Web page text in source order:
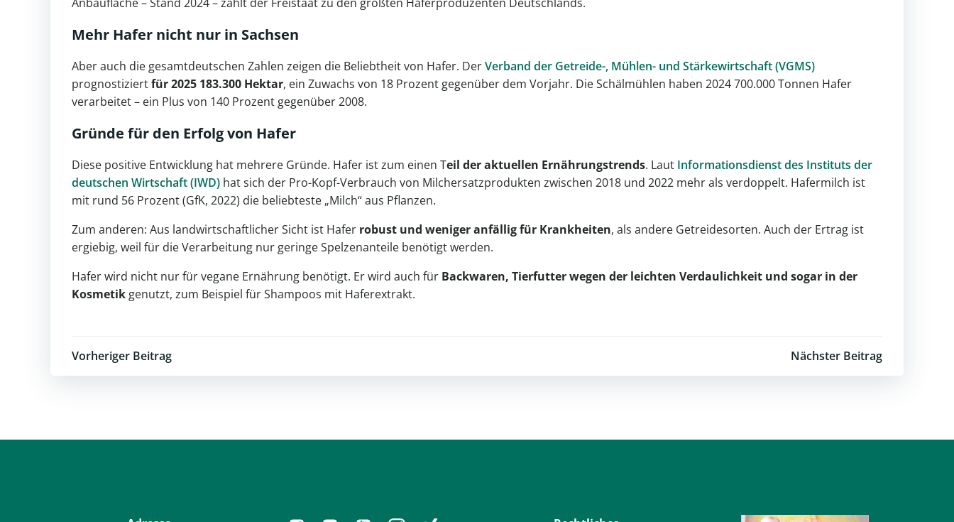
Mehr Hafer nicht nur in Sachsen
Aber auch die gesamtdeutschen Zahlen zeigen die Beliebtheit von Hafer. DerVerband der Getreide-, Mühlen- und Stärkewirtschaft (VGMS)
prognostiziertfür 2025 183.300 Hektar, ein Zuwachs von 18 Prozent gegenüber dem Vorjahr. Die Schälmühlen haben 2024 700.000 Tonnen Hafer
verarbeitet – ein Plus von 140 Prozent gegenüber 2008.
Gründe für den Erfolg von Hafer
Diese positive Entwicklung hat mehrere Gründe. Hafer ist zum einen Teil der aktuellen Ernährungstrends. Laut Informationsdienst des Instituts der
deutschen Wirtschaft (IWD) hat sich der Pro-Kopf-Verbrauch von Milchersatzprodukten zwischen 2018 und 2022 mehr als verdoppelt. Hafermilch ist
mit rund 56 Prozent (GfK, 2022) die beliebteste „Milch“ aus Pflanzen.
Zum anderen: Aus landwirtschaftlicher Sicht ist Hafer robust und weniger anfällig für Krankheiten, als andere Getreidesorten. Auch der Ertrag ist
ergiebig, weil für die Verarbeitung nur geringe Spelzenanteile benötigt werden.
Hafer wird nicht nur für vegane Ernährung benötigt. Er wird auch für Backwaren, Tierfutter wegen der leichten Verdaulichkeit und sogar in der
Kosmetik genutzt, zum Beispiel für Shampoos mit Haferextrakt.
Post
Vorheriger Beitrag Nächster Beitrag